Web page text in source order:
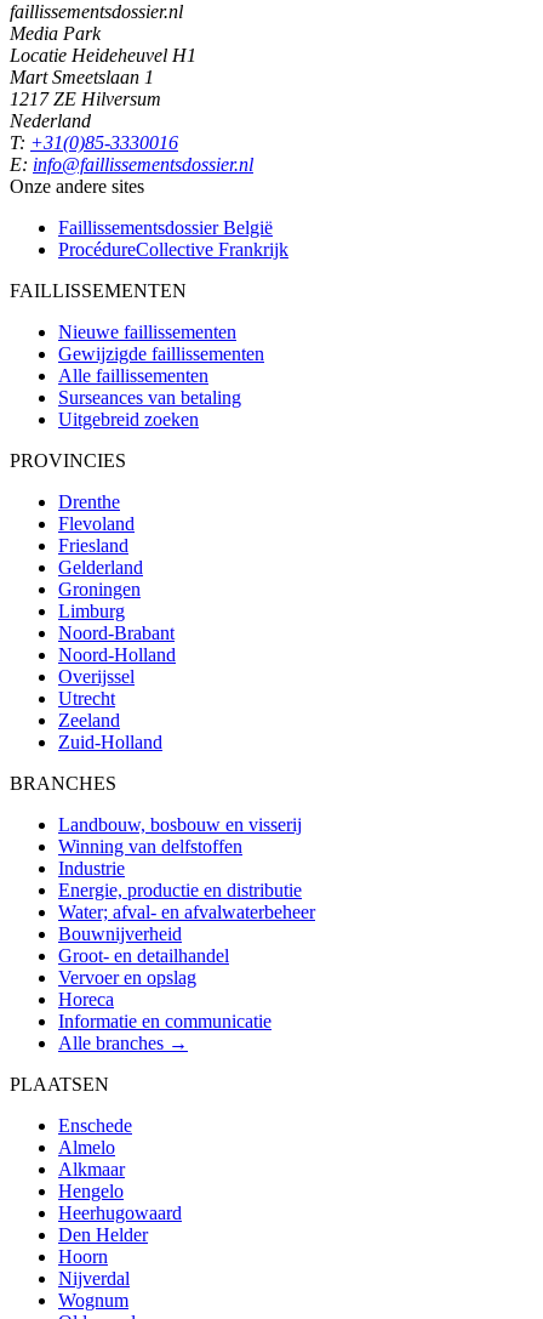
faillissementsdossier.nl
Media Park
Locatie Heideheuvel H1
Mart Smeetslaan 1
1217 ZE Hilversum
Nederland
T: +31(0)85-3330016
E: info@faillissementsdossier.nl
Onze andere sites
Faillissementsdossier België
ProcédureCollective Frankrijk
FAILLISSEMENTEN
Nieuwe faillissementen
Gewijzigde faillissementen
Alle faillissementen
Surseances van betaling
Uitgebreid zoeken
PROVINCIES
Drenthe
Flevoland
Friesland
Gelderland
Groningen
Limburg
Noord-Brabant
Noord-Holland
Overijssel
Utrecht
Zeeland
Zuid-Holland
BRANCHES
Landbouw, bosbouw en visserij
Winning van delfstoffen
Industrie
Energie, productie en distributie
Water; afval- en afvalwaterbeheer
Bouwnijverheid
Groot- en detailhandel
Vervoer en opslag
Horeca
Informatie en communicatie
Alle branches →
PLAATSEN
Enschede
Almelo
Alkmaar
Hengelo
Heerhugowaard
Den Helder
Hoorn
Nijverdal
Wognum